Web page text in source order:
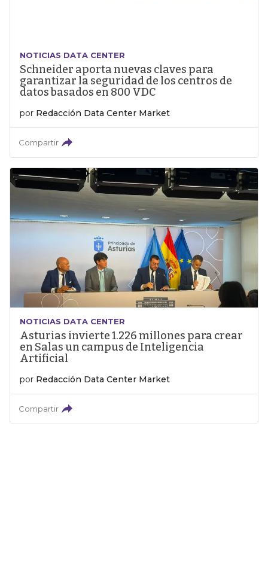
NOTICIAS DATA CENTER
Schneider aporta nuevas claves para
garantizar la seguridad de los centros de
datos basados en 800 VDC
por Redacción Data Center Market
Compartir
NOTICIAS DATA CENTER
Asturias invierte 1.226 millones para crear
en Salas un campus de Inteligencia
Artificial
por Redacción Data Center Market
Compartir